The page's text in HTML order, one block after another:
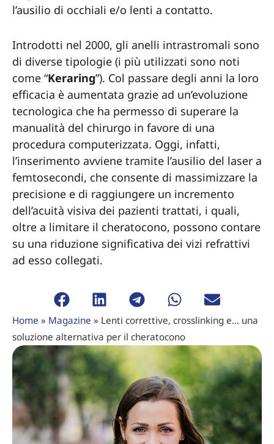
Home » Magazine » Lenti correttive, crosslinking e… una
soluzione alternativa per il cheratocono
l’ausilio di occhiali e/o lenti a contatto.
Introdotti nel 2000, gli anelli intrastromali sono
di diverse tipologie (i più utilizzati sono noti
come “Keraring”). Col passare degli anni la loro
efficacia è aumentata grazie ad un’evoluzione
tecnologica che ha permesso di superare la
manualità del chirurgo in favore di una
procedura computerizzata. Oggi, infatti,
l’inserimento avviene tramite l’ausilio del laser a
femtosecondi, che consente di massimizzare la
precisione e di raggiungere un incremento
dell’acuità visiva dei pazienti trattati, i quali,
oltre a limitare il cheratocono, possono contare
su una riduzione significativa dei vizi refrattivi
ad esso collegati.